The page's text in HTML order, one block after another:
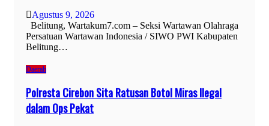
Agustus 9, 2026
Belitung, Wartakum7.com – Seksi Wartawan Olahraga
Persatuan Wartawan Indonesia / SIWO PWI Kabupaten
Belitung…
Daerah
Polresta Cirebon Sita Ratusan Botol Miras Ilegal
dalam Ops Pekat